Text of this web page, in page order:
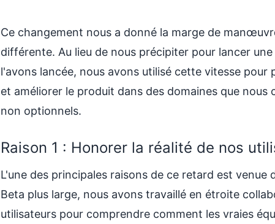
Ce changement nous a donné la marge de
différente. Au lieu de nous précipiter pour lancer
l'avons lancée, nous avons utilisé cette vitesse
et améliorer le produit dans des domaines que
non optionnels.
Raison 1 : Honorer la réalité de nos
L'une des principales raisons de ce retard est
Beta plus large, nous avons travaillé en étroite
utilisateurs pour comprendre comment les vraies